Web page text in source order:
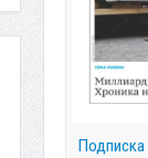
Подписка